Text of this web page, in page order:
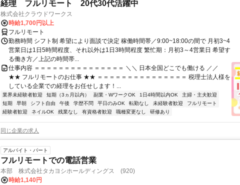
経理 フルリモート 20代30代活躍中
株式会社クラウドワークス
時給1,700円以上
フルリモート
勤務時間 シフト制 希望により面談で決定 稼働時間帯／9:00~18:00の間で 月初3~4
営業日は1日5時間程度、それ以外は1日3時間程度 繁忙期：月初3～4営業日 希望す
る働き方／上記の時間帯...
仕事内容 ＝＝＝＝＝＝＝＝＝＝＝＝＝＝＝ ＼＼ 日本全国どこでも働ける ／／
★★ フルリモートのお仕事 ★★ ＝＝＝＝＝＝＝＝＝＝＝＝＝＝＝ 税理士法人様を
している企業での経理をお任せします！...
業界未経験者歓迎 短期（3ヵ月以内） 副業・WワークOK 1日4時間以内OK
主婦・主夫歓迎
短期
早朝 シフト自由 午後 学歴不問 平日のみOK 転勤なし 未経験者歓迎
フルリモート
経験者歓迎
ネイルOK 残業なし 有資格者歓迎 職種変更なし 研修あり
同じ企業の求人
アルバイト・パート
フルリモートでの電話営業
本部 株式会社タカヨシホールディングス (920)
時給1,140円